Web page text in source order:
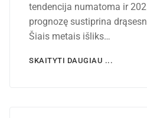
tendencija numatoma ir
prognozę sustiprina
Šiais metais išliks…
SKAITYTI DAUGIAU ...